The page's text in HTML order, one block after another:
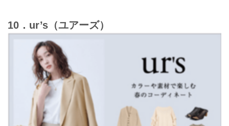
10．ur’s（ユアーズ）